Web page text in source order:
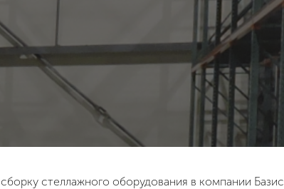
стеллажного оборудования в компании Базис